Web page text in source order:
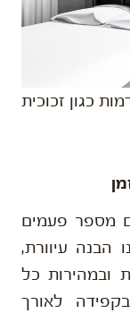
כגון זכוכית
מספר פעמים
הבנה עיוורת,
ובמהירות כל
לאורך